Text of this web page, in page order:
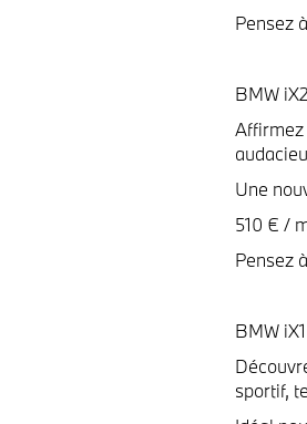
Pensez
BMW
Affirmez
Une
510 € /
Pensez
BMW
sportif,